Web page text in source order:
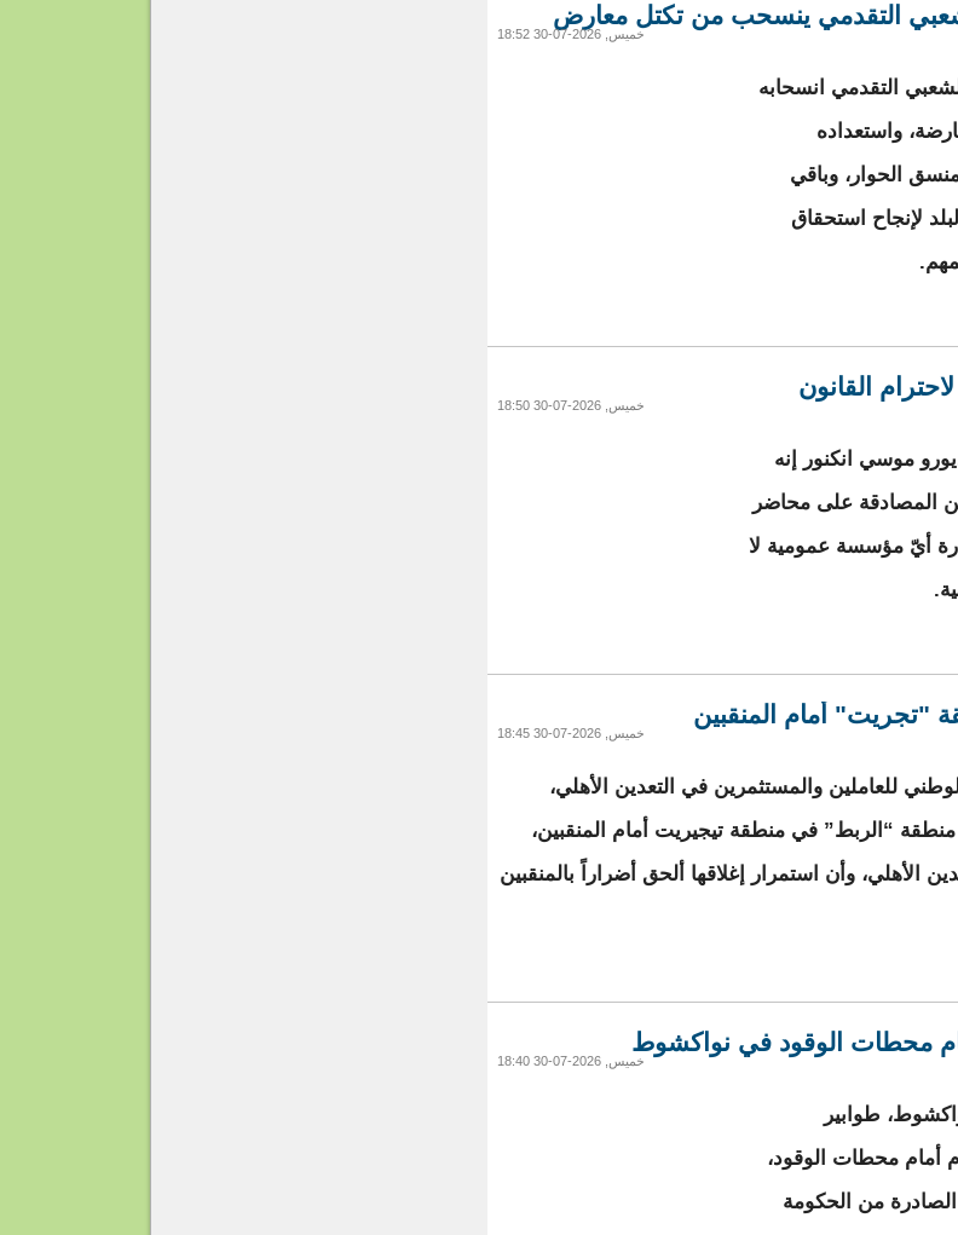
التقدمي ينسحب من تكتل معارض
خميس, 2026-07-30 18:52
التقدمي انسحابه
واستعداده
الحوار، وباقي
لإنجاح استحقاق
القانون
خميس, 2026-07-30 18:50
موسي انكنور إنه
المصادقة على محاضر
أيّ مؤسسة عمومية لا
"تجريت" أمام المنقبين
خميس, 2026-07-30 18:45
للعاملين والمستثمرين في التعدين الأهلي،
“الربط” في منطقة تيجيريت أمام المنقبين،
الأهلي، وأن استمرار إغلاقها ألحق أضراراً بالمنقبين
محطات الوقود في نواكشوط
خميس, 2026-07-30 18:40
طوابير
أمام محطات الوقود،
من الحكومة